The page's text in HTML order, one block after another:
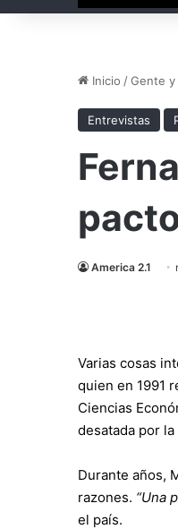
Inicio /Gente y
Entrevistas
America 2.1
Varias cosas
quien en 1991
Ciencias
desatada por
Durante años,
razones. “Una
el país.